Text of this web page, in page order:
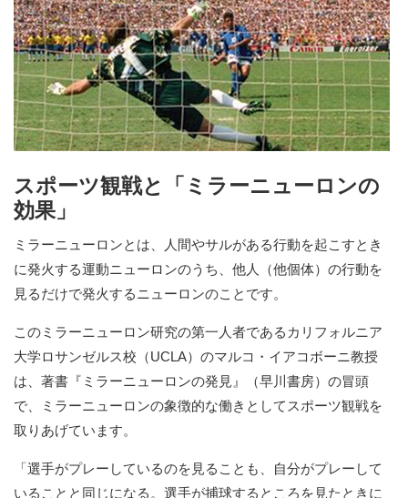
スポーツ観戦と「ミラーニューロンの
効果」
ミラーニューロンとは、人間やサルがある行動を起こすとき
に発火する運動ニューロンのうち、他人（他個体）の行動を
見るだけで発火するニューロンのことです。
このミラーニューロン研究の第一人者であるカリフォルニア
大学ロサンゼルス校（UCLA）のマルコ・イアコボーニ教授
は、著書『ミラーニューロンの発見』（早川書房）の冒頭
で、ミラーニューロンの象徴的な働きとしてスポーツ観戦を
取りあげています。
「選手がプレーしているのを見ることも、自分がプレーして
いることと同じになる。選手が捕球するところを見たときに